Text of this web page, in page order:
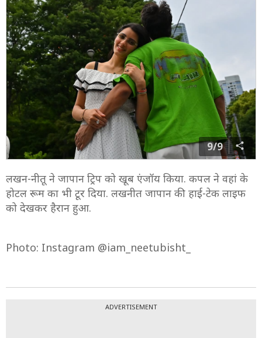
9/9
लखन-नीतू ने जापान ट्रिप को खूब एंजॉय किया. कपल ने वहां के
होटल रूम का भी टूर दिया. लखनीत जापान की हाई-टेक लाइफ
को देखकर हैरान हुआ.
Photo: Instagram @iam_neetubisht_
ADVERTISEMENT